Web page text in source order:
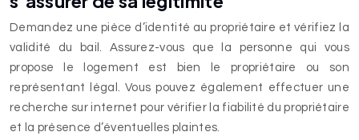
Demandez une pièce d’identité au propriétaire et vérifiez la
validité du bail. Assurez-vous que la personne qui vous
propose le logement est bien le propriétaire ou son
représentant légal. Vous pouvez également effectuer une
recherche sur internet pour vérifier la fiabilité du propriétaire
et la présence d’éventuelles plaintes.